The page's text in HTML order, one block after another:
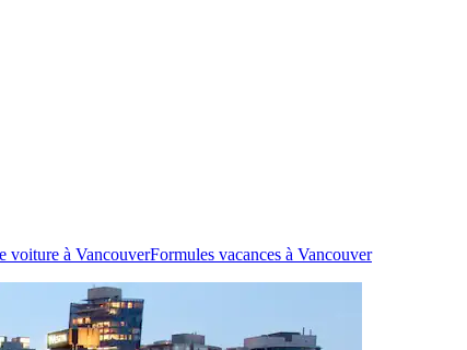
voiture à VancouverFormules vacances à Vancouver